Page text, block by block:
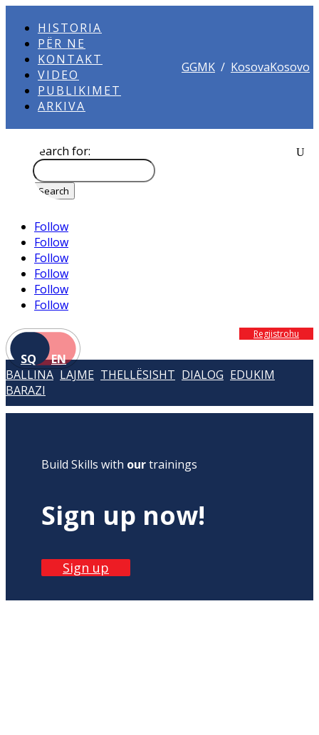
HISTORIA
PËR NE
KONTAKT
VIDEO
PUBLIKIMET
ARKIVA
GGMK / KosovaKosovo
Search for:
Follow
Follow
Follow
Follow
Follow
Follow
SQ EN
Regjistrohu
BALLINA LAJME THELLËSISHT DIALOG EDUKIM
BARAZI
Build Skills with ourtrainings
Sign up now!
Sign up